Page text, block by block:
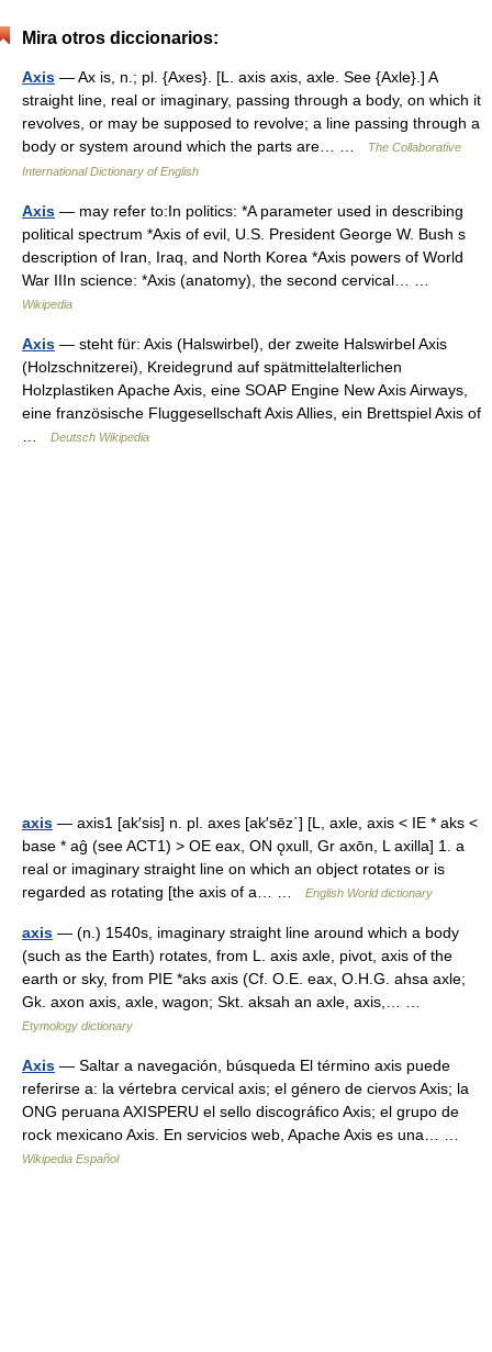
Mira otros diccionarios:
Axis — Ax is, n.; pl. {Axes}. [L. axis axis, axle. See {Axle}.] A
straight line, real or imaginary, passing through a body, on which it
revolves, or may be supposed to revolve; a line passing through a
body or system around which the parts are… …
The Collaborative
International Dictionary of English
Axis — may refer to:In politics: *A parameter used in describing
political spectrum *Axis of evil, U.S. President George W. Bush s
description of Iran, Iraq, and North Korea *Axis powers of World
War IIIn science: *Axis (anatomy), the second cervical… …
Wikipedia
Axis — steht für: Axis (Halswirbel), der zweite Halswirbel Axis
(Holzschnitzerei), Kreidegrund auf spätmittelalterlichen
Holzplastiken Apache Axis, eine SOAP Engine New Axis Airways,
eine französische Fluggesellschaft Axis Allies, ein Brettspiel Axis of
Deutsch Wikipedia
axis — axis1 [ak′sis] n. pl. axes [ak′sēz΄] [L, axle, axis < IE * aks <
base * aĝ (see ACT1) > OE eax, ON ǫxull, Gr axōn, L axilla] 1. a
real or imaginary straight line on which an object rotates or is
regarded as rotating [the axis of a… …
English World dictionary
axis — (n.) 1540s, imaginary straight line around which a body
(such as the Earth) rotates, from L. axis axle, pivot, axis of the
earth or sky, from PIE *aks axis (Cf. O.E. eax, O.H.G. ahsa axle;
Gk. axon axis, axle, wagon; Skt. aksah an axle, axis,… …
Etymology dictionary
Axis — Saltar a navegación, búsqueda El término axis puede
referirse a: la vértebra cervical axis; el género de ciervos Axis; la
ONG peruana AXISPERU el sello discográfico Axis; el grupo de
rock mexicano Axis. En servicios web, Apache Axis es una… …
Wikipedia Español